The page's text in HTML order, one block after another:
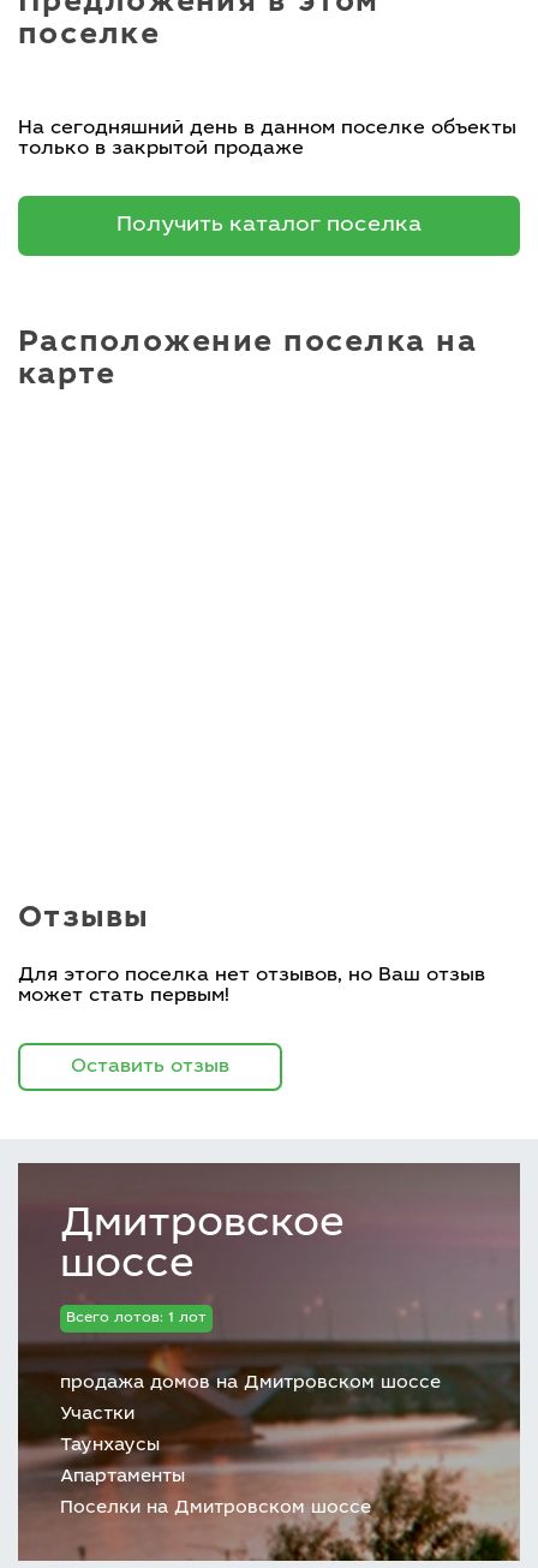
поселке
На сегодняшний день в данном поселке объекты
только в закрытой продаже
Получить каталог поселка
Расположение поселка на
карте
Отзывы
Для этого поселка нет отзывов, но Ваш отзыв
может стать первым!
Оставить отзыв
Дмитровское
шоссе
Всего лотов: 1 лот
продажа домов на Дмитровском шоссе
Участки
Таунхаусы
Апартаменты
Поселки на Дмитровском шоссе